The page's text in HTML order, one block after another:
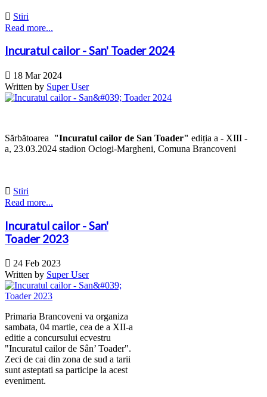
 Stiri
Read more...
Incuratul cailor - San' Toader 2024
 18 Mar 2024
Written by Super User
Sărbătoarea "Incuratul cailor de San Toader" ediția a - XIII -
a, 23.03.2024 stadion Ociogi-Margheni, Comuna Brancoveni
 Stiri
Read more...
Incuratul cailor - San'
Toader 2023
 24 Feb 2023
Written by Super User
Primaria Brancoveni va organiza
sambata, 04 martie, cea de a XII-a
editie a concursului ecvestru
"Incuratul cailor de Sân’ Toader".
Zeci de cai din zona de sud a tarii
sunt asteptati sa participe la acest
eveniment.